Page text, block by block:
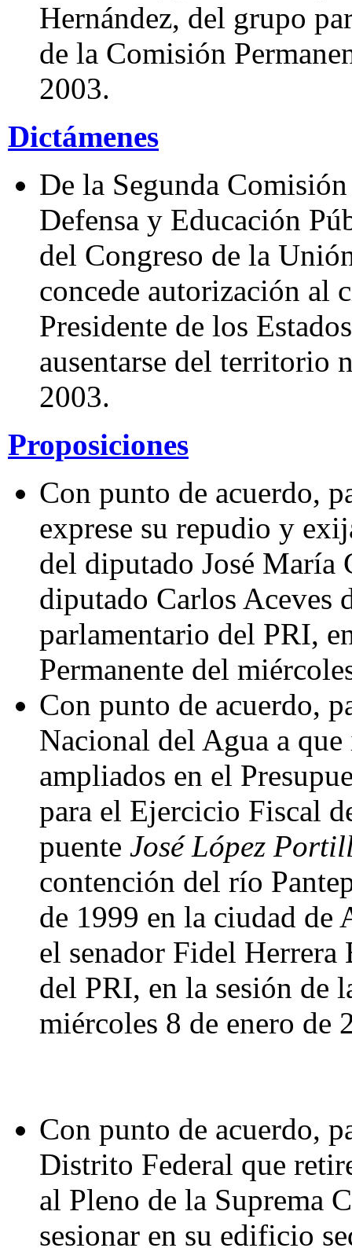
Hernández, del grupo
de la Comisión
2003.
Dictámenes
De la Segunda
Defensa y Educación
del Congreso de la
concede autorización al
Presidente de los
ausentarse del territorio
2003.
Proposiciones
Con punto de acuerdo,
exprese su repudio y
del diputado José María
diputado Carlos Aceves
parlamentario del PRI,
Permanente del
Con punto de acuerdo,
Nacional del Agua a
ampliados en el
para el Ejercicio Fiscal
puente José López
contención del río
de 1999 en la ciudad de
el senador Fidel
del PRI, en la sesión de
miércoles 8 de enero de
Con punto de acuerdo,
Distrito Federal que
al Pleno de la Suprema
sesionar en su edificio